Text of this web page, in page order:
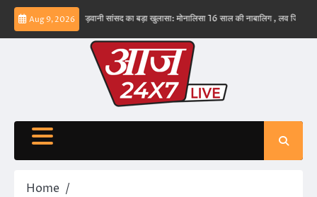
Skip
content
Aug 9, 2026
– ईरान बड़वानी सांसद का बड़ा खुलासा: मोनालिसा 16 साल की नाबालिग , लव जिहाद के षडयंत्र
Home